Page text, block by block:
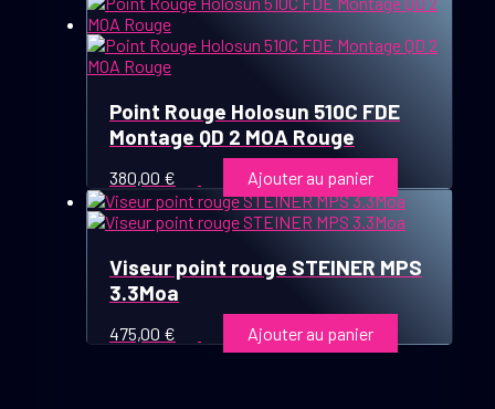
Point Rouge Holosun 510C FDE
Montage QD 2 MOA Rouge
380,00 € Ajouter au panier
Viseur point rouge STEINER MPS
3.3Moa
475,00 € Ajouter au panier